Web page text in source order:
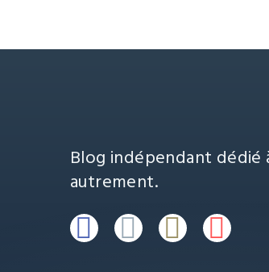
Blog indépendant dédié
autrement.